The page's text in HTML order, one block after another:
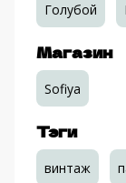
Голубой
Магазин
Sofiya
Тэги
винтаж